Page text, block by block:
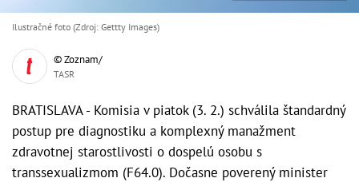
Ilustračné foto (Zdroj: Gettty Images)
© Zoznam/
TASR
BRATISLAVA - Komisia v piatok (3. 2.) schválila štandardný
postup pre diagnostiku a komplexný manažment
zdravotnej starostlivosti o dospelú osobu s
transsexualizmom (F64.0). Dočasne poverený minister